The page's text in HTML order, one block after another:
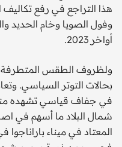
هذا التراجع في رفع
وفول الصويا وخام الحديد
أواخر 2023.
ولظروف الطقس المتطرفة
بحالات التوتر السياسي.
في جفاف قياسي تشهده
شمال البلاد ما أسهم في